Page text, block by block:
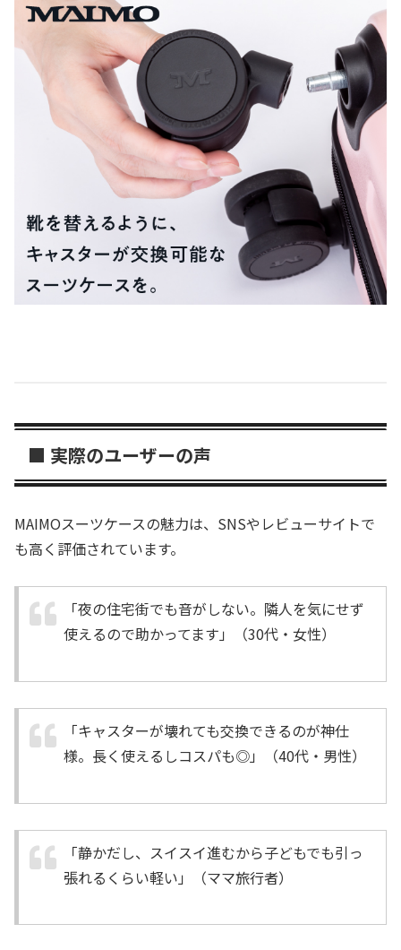
■ 実際のユーザーの声
MAIMOスーツケースの魅力は、SNSやレビューサイトで
も高く評価されています。
「夜の住宅街でも音がしない。隣人を気にせず
使えるので助かってます」（30代・女性）
「キャスターが壊れても交換できるのが神仕
様。長く使えるしコスパも◎」（40代・男性）
「静かだし、スイスイ進むから子どもでも引っ
張れるくらい軽い」（ママ旅行者）